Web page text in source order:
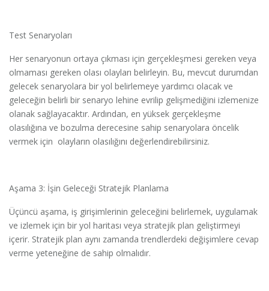
Test Senaryoları
Her senaryonun ortaya çıkması için gerçekleşmesi gereken veya
olmaması gereken olası olayları belirleyin. Bu, mevcut durumdan
gelecek senaryolara bir yol belirlemeye yardımcı olacak ve
geleceğin belirli bir senaryo lehine evrilip gelişmediğini izlemenize
olanak sağlayacaktır. Ardından, en yüksek gerçekleşme
olasılığına ve bozulma derecesine sahip senaryolara öncelik
vermek için olayların olasılığını değerlendirebilirsiniz.
Aşama 3: İşin Geleceği Stratejik Planlama
Üçüncü aşama, iş girişimlerinin geleceğini belirlemek, uygulamak
ve izlemek için bir yol haritası veya stratejik plan geliştirmeyi
içerir. Stratejik plan aynı zamanda trendlerdeki değişimlere cevap
verme yeteneğine de sahip olmalıdır.